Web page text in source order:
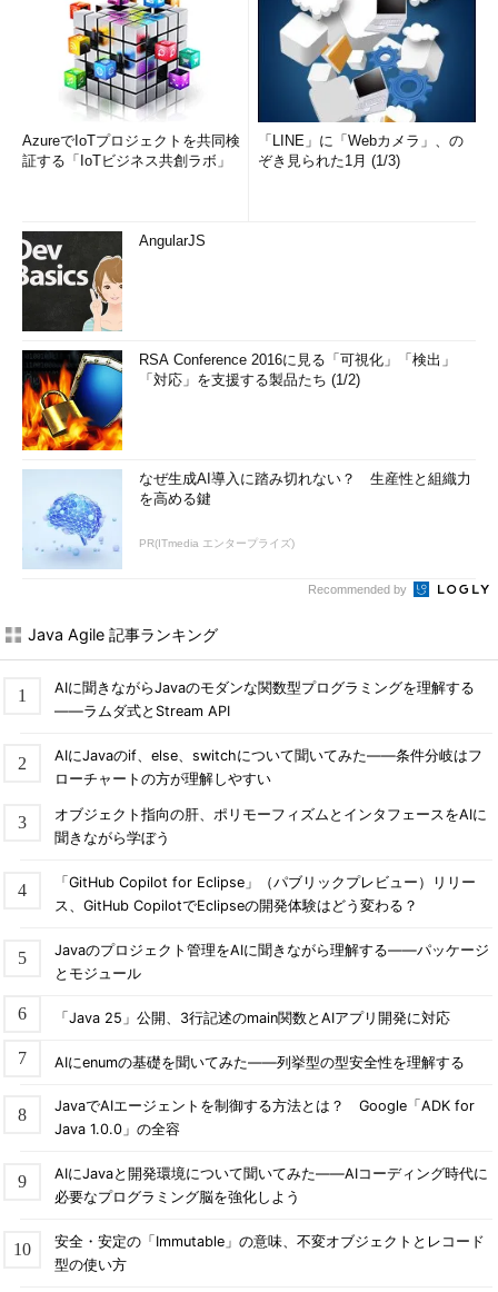
AzureでIoTプロジェクトを共同検
証する「IoTビジネス共創ラボ」
「LINE」に「Webカメラ」、の
ぞき見られた1月 (1/3)
AngularJS
RSA Conference 2016に見る「可視化」「検出」
「対応」を支援する製品たち (1/2)
なぜ生成AI導入に踏み切れない？ 生産性と組織力
を高める鍵
PR(ITmedia エンタープライズ)
Recommended by
Java Agile 記事ランキング
AIに聞きながらJavaのモダンな関数型プログラミングを理解する
――ラムダ式とStream API
AIにJavaのif、else、switchについて聞いてみた――条件分岐はフ
ローチャートの方が理解しやすい
オブジェクト指向の肝、ポリモーフィズムとインタフェースをAIに
聞きながら学ぼう
「GitHub Copilot for Eclipse」（パブリックプレビュー）リリー
ス、GitHub CopilotでEclipseの開発体験はどう変わる？
Javaのプロジェクト管理をAIに聞きながら理解する――パッケージ
とモジュール
「Java 25」公開、3行記述のmain関数とAIアプリ開発に対応
AIにenumの基礎を聞いてみた――列挙型の型安全性を理解する
JavaでAIエージェントを制御する方法とは？ Google「ADK for
Java 1.0.0」の全容
AIにJavaと開発環境について聞いてみた――AIコーディング時代に
必要なプログラミング脳を強化しよう
安全・安定の「Immutable」の意味、不変オブジェクトとレコード
型の使い方